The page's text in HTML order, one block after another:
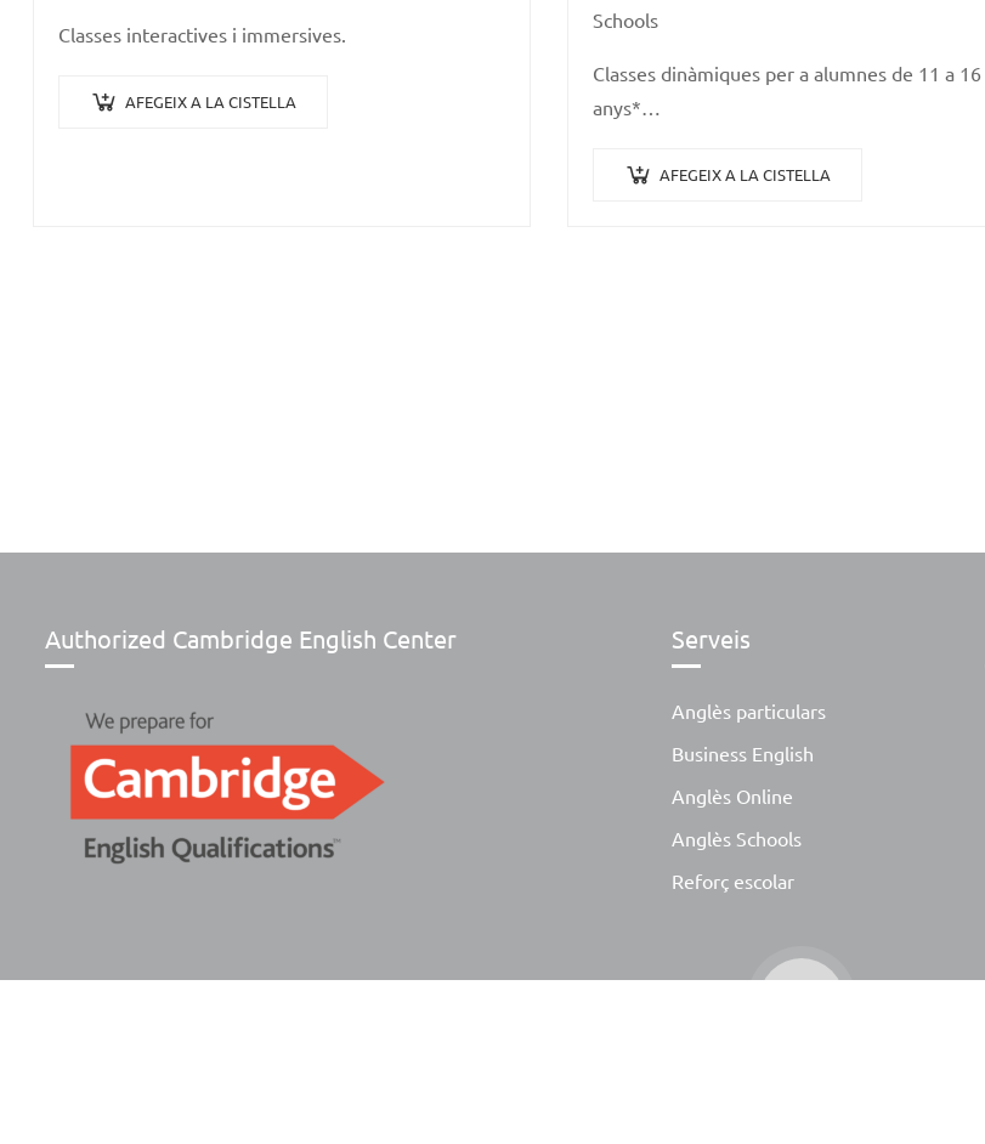
Classes interactives i immersives.
AFEGEIX A LA CISTELLA
Schools
Classes dinàmiques per a alumnes de 11 a 16
anys*…
AFEGEIX A LA CISTELLA
Authorized Cambridge English Center Serveis
Anglès particulars
Business English
Anglès Online
Anglès Schools
Reforç escolar